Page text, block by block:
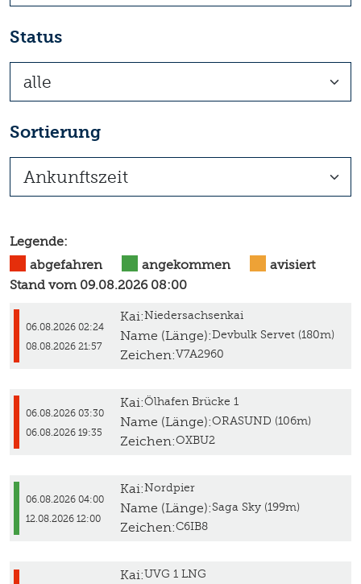
Status
Sortierung
Legende:
abgefahren
angekommen
avisiert
Stand vom 09.08.2026 08:00
06.08.2026 02:24
08.08.2026 21:57
Kai:Niedersachsenkai
Name (Länge):Devbulk Servet (180m)
Zeichen:V7A2960
06.08.2026 03:30
06.08.2026 19:35
Kai:Ölhafen Brücke 1
Name (Länge):ORASUND (106m)
Zeichen:OXBU2
06.08.2026 04:00
12.08.2026 12:00
Kai:Nordpier
Name (Länge):Saga Sky (199m)
Zeichen:C6IB8
Kai:UVG 1 LNG